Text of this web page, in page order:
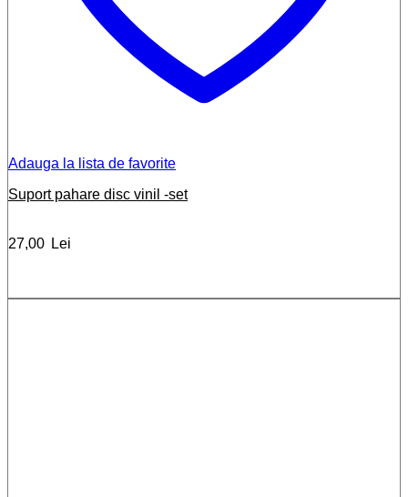
Adauga la lista de favorite
Suport pahare disc vinil -set
27,00 Lei